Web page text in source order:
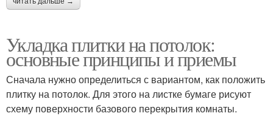
Укладка плитки на потолок:
основные принципы и приемы
Сначала нужно определиться с вариантом, как положить
плитку на потолок. Для этого на листке бумаге рисуют
схему поверхности базового перекрытия комнаты.